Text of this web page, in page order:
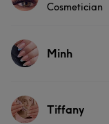
Cosmetician
Info
Emilie is a young
industry to
customers. She
Minh
Services
Tiffany